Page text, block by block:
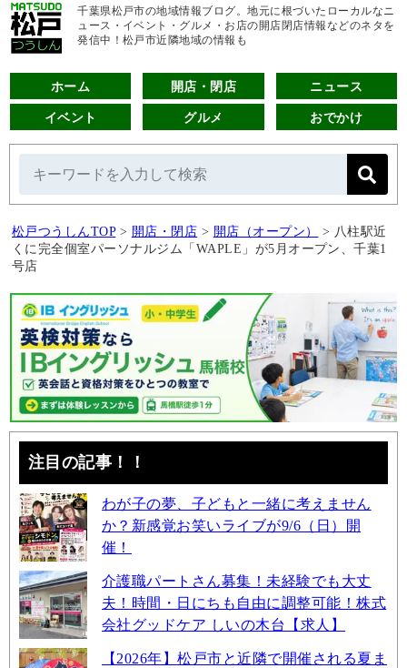
千葉県松戸市の地域情報ブログ。地元に根づいたローカルなニ
ュース・イベント・グルメ・お店の開店閉店情報などのネタを
発信中！松戸市近隣地域の情報も
ホーム 開店・閉店 ニュース
イベント グルメ おでかけ
松戸つうしんTOP > 開店・閉店 > 開店（オープン） > 八柱駅近
くに完全個室パーソナルジム「WAPLE」が5月オープン、千葉1
号店
注目の記事！！
わが子の夢、子どもと一緒に考えません
か？新感覚お笑いライブが9/6（日）開
催！
介護職パートさん募集！未経験でも大丈
夫！時間・日にちも自由に調整可能！株式
会社グッドケア しいの木台【求人】
【2026年】松戸市と近隣で開催される夏ま